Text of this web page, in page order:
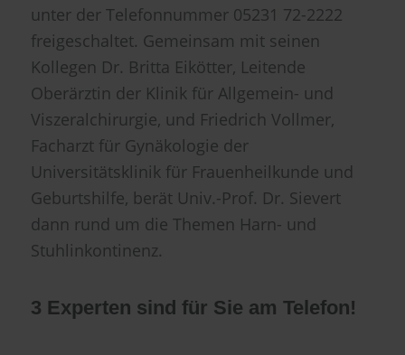
unter der Telefonnummer 05231 72-2222
freigeschaltet. Gemeinsam mit seinen
Kollegen Dr. Britta Eikötter, Leitende
Oberärztin der Klinik für Allgemein- und
Viszeralchirurgie, und Friedrich Vollmer,
Facharzt für Gynäkologie der
Universitätsklinik für Frauenheilkunde und
Geburtshilfe, berät Univ.-Prof. Dr. Sievert
dann rund um die Themen Harn- und
Stuhlinkontinenz.
3 Experten sind für Sie am Telefon!